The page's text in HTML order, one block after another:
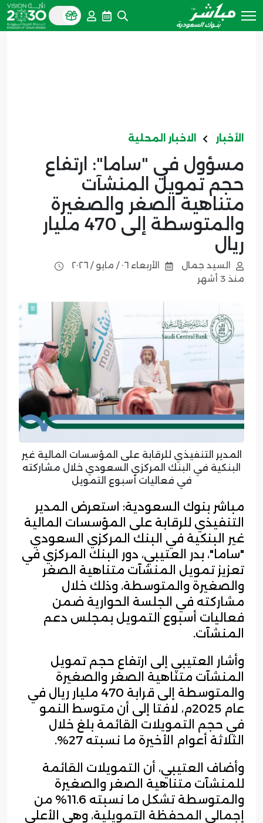
الأخبار الاخبار المحلية
مسؤول في "ساما": ارتفاع
حجم تمويل المنشآت
متناهية الصغر والصغيرة
والمتوسطة إلى 470 مليار
ريال
السيد جمال
الأربعاء ٠٦ / مايو / ٢٠٢٦
منذ 3 أشهر
المدير التنفيذي للرقابة على المؤسسات المالية غير
البنكية في البنك المركزي السعودي خلال مشاركته
في فعاليات أسبوع التمويل
مباشر بنوك السعودية: استعرض المدير
التنفيذي للرقابة على المؤسسات المالية
غير البنكية في البنك المركزي السعودي
"ساما"، بدر العتيبي، دور البنك المركزي في
تعزيز تمويل المنشآت متناهية الصغر
والصغيرة والمتوسطة، وذلك خلال
مشاركته في الجلسة الحوارية ضمن
فعاليات أسبوع التمويل بمجلس دعم
المنشآت.
وأشار العتيبي إلى ارتفاع حجم تمويل
المنشآت متناهية الصغر والصغيرة
والمتوسطة إلى قرابة 470 مليار ريال في
عام 2025م، لافتا إلى أن متوسط النمو
في حجم التمويلات القائمة بلغ خلال
الثلاثة أعوام الأخيرة ما نسبته 27%.
وأضاف العتيبي، أن التمويلات القائمة
للمنشآت متناهية الصغر والصغيرة
والمتوسطة تشكل ما نسبته 11.6% من
إجمالي المحفظة التمويلية، وهي الأعلى